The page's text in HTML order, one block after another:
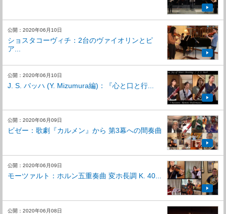
公開：2020年06月10日
ショスタコーヴィチ：2台のヴァイオリンとピ
ア...
公開：2020年06月10日
J. S. バッハ (Y. Mizumura編)：『心と口と行...
公開：2020年06月09日
ビゼー：歌劇『カルメン』から 第3幕への間奏曲
公開：2020年06月09日
モーツァルト：ホルン五重奏曲 変ホ長調 K. 40...
公開：2020年06月08日